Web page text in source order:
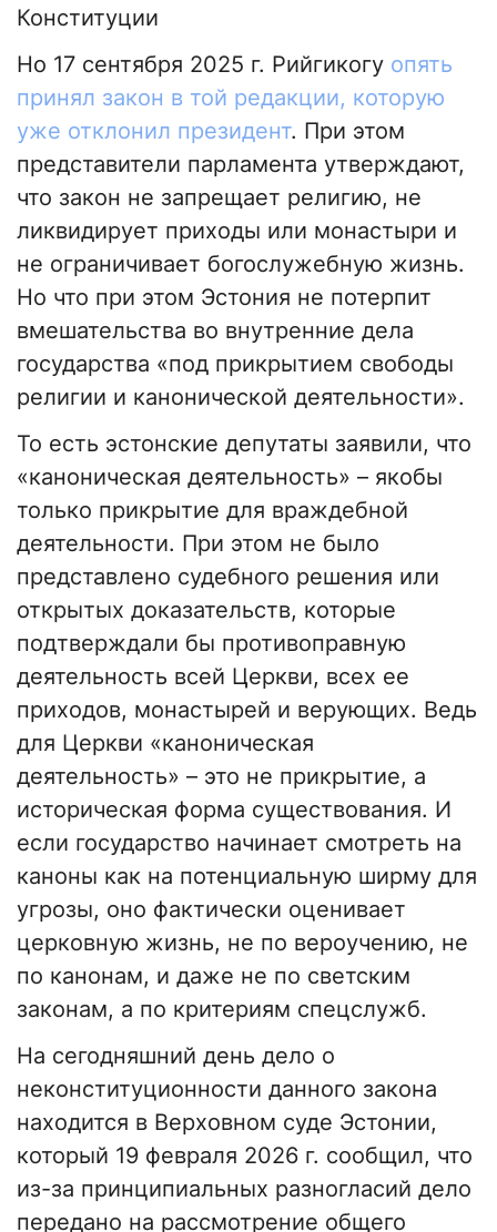
Конституции
Но 17 сентября 2025 г. Рийгикогу опять
принял закон в той редакции, которую
уже отклонил президент. При этом
представители парламента утверждают,
что закон не запрещает религию, не
ликвидирует приходы или монастыри и
не ограничивает богослужебную жизнь.
Но что при этом Эстония не потерпит
вмешательства во внутренние дела
государства «под прикрытием свободы
религии и канонической деятельности».
То есть эстонские депутаты заявили, что
«каноническая деятельность» – якобы
только прикрытие для враждебной
деятельности. При этом не было
представлено судебного решения или
открытых доказательств, которые
подтверждали бы противоправную
деятельность всей Церкви, всех ее
приходов, монастырей и верующих. Ведь
для Церкви «каноническая
деятельность» – это не прикрытие, а
историческая форма существования. И
если государство начинает смотреть на
каноны как на потенциальную ширму для
угрозы, оно фактически оценивает
церковную жизнь, не по вероучению, не
по канонам, и даже не по светским
законам, а по критериям спецслужб.
На сегодняшний день дело о
неконституционности данного закона
находится в Верховном суде Эстонии,
который 19 февраля 2026 г. сообщил, что
из-за принципиальных разногласий дело
передано на рассмотрение общего